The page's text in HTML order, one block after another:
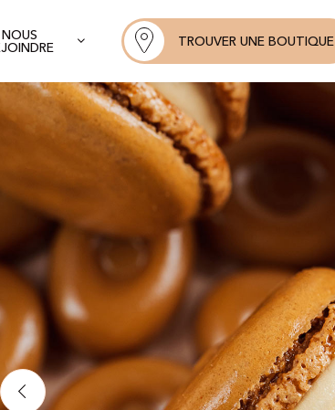
NOUS
TROUVER UNE BOUTIQUE